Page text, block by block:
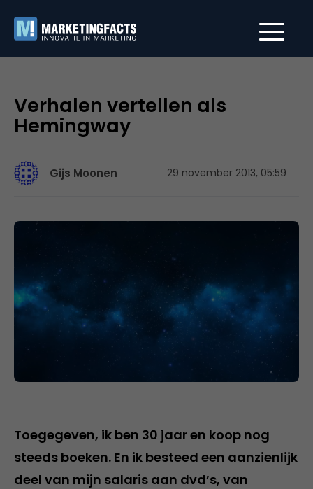
Verhalen vertellen als
Hemingway
Gijs Moonen 29 november 2013, 05:59
Toegegeven, ik ben 30 jaar en koop nog
steeds boeken. En ik besteed een aanzienlijk
deel van mijn salaris aan dvd’s, van